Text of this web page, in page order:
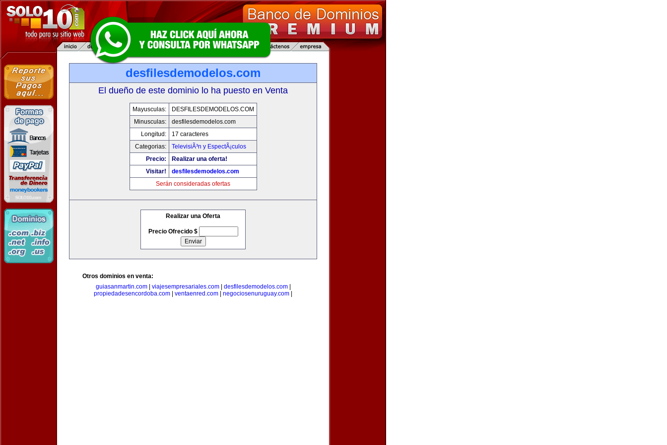
desfilesdemodelos.com
El dueño de este dominio lo ha puesto en Venta
Mayusculas:
DESFILESDEMODELOS.COM
Minusculas:
desfilesdemodelos.com
Longitud:
17 caracteres
Categorias:
TelevisiÃ³n y EspectÃ¡culos
Precio:
Realizar una oferta!
Visitar!
desfilesdemodelos.com
Serán consideradas ofertas
Realizar una Oferta
Precio Ofrecido $
Otros dominios en venta:
guiasanmartin.com| viajesempresariales.com| desfilesdemodelos.com|
propiedadesencordoba.com
ventaenred.com negociosenuruguay.com